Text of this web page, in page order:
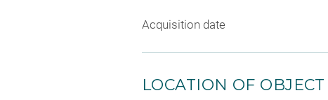
Acquisition date
LOCATION OF OBJECT